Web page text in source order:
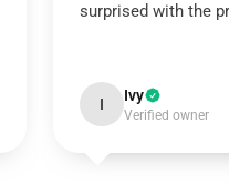
surprised with the
I Ivy
Verified owner